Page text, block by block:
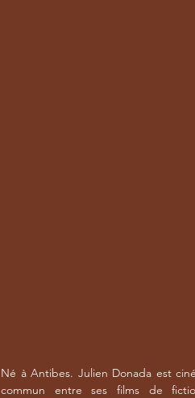
Né à Antibes. Julien Donada est
commun entre ses films de